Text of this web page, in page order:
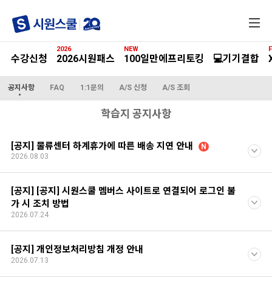
메
수강신청 2026시원패스
2026
100일만에프리토킹
NEW
💻기기결합
공지사항 FAQ 1:1문의 A/S 신청 A/S 조회
학습지 공지사항
[공지] 물류센터 하계휴가에 따른 배송 지연 안내
N
2026.08.03
[공지] [공지] 시원스쿨 멤버스 사이트로 연결되어 로그인 불
가 시 조치 방법
2026.07.24
[공지] 개인정보처리방침 개정 안내
2026.07.13